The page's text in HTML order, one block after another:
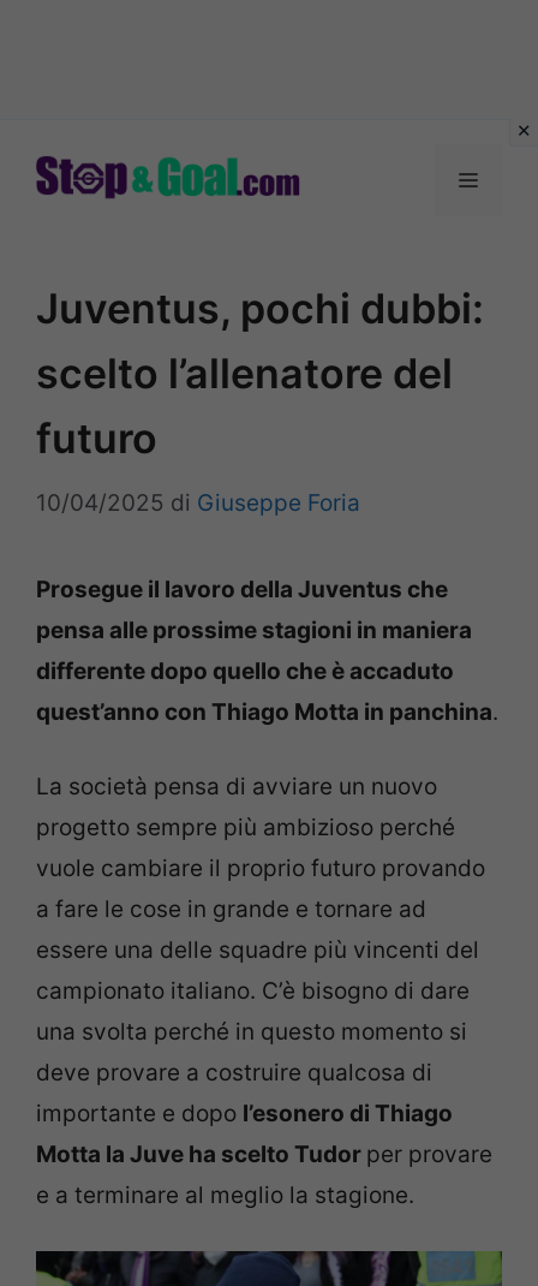
Menu
Juventus, pochi dubbi:
scelto l’allenatore del
futuro
10/04/2025 di Giuseppe Foria
Prosegue il lavoro della Juventus che
pensa alle prossime stagioni in maniera
differente dopo quello che è accaduto
quest’anno con Thiago Motta in panchina.
La società pensa di avviare un nuovo
progetto sempre più ambizioso perché
vuole cambiare il proprio futuro provando
a fare le cose in grande e tornare ad
essere una delle squadre più vincenti del
campionato italiano. C’è bisogno di dare
una svolta perché in questo momento si
deve provare a costruire qualcosa di
importante e dopo l’esonero di Thiago
Motta la Juve ha scelto Tudor per provare
e a terminare al meglio la stagione.